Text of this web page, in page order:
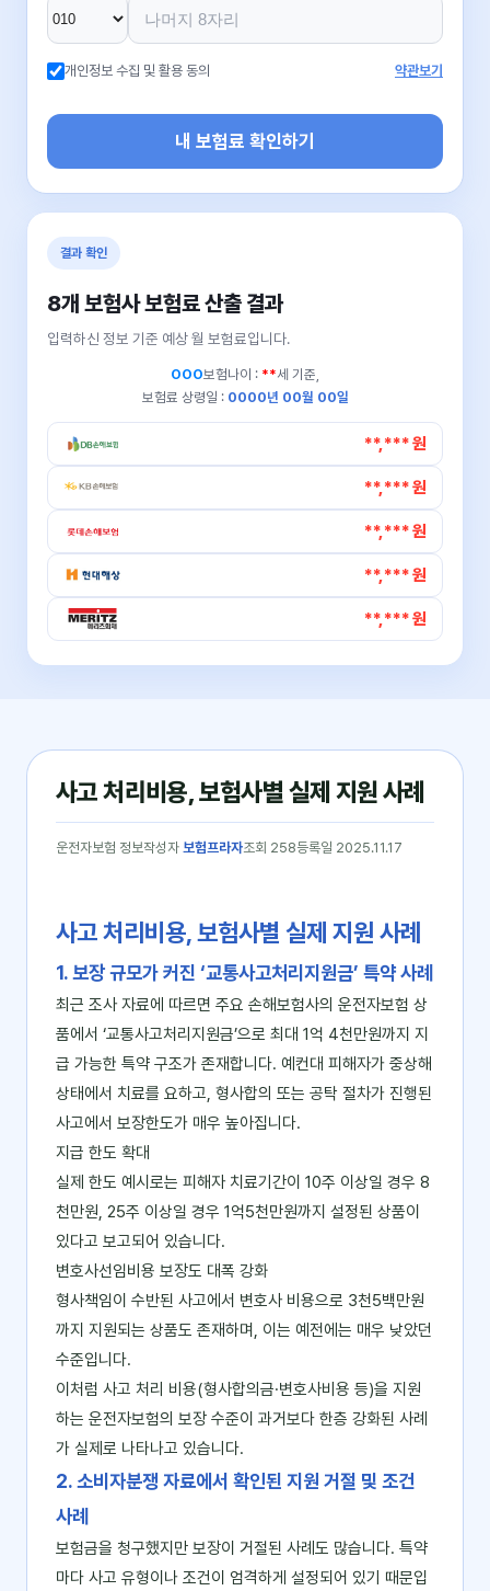
개인정보 수집 및 활용 동의 약관보기
내 보험료 확인하기
결과 확인
8개 보험사 보험료 산출 결과
입력하신 정보 기준 예상 월 보험료입니다.
OOO보험나이 : **세 기준,
보험료 상령일 : 0000년 00월 00일
**,*** 원
**,*** 원
**,*** 원
**,*** 원
**,*** 원
사고 처리비용, 보험사별 실제 지원 사례
운전자보험 정보작성자 보험프라자조회 258등록일 2025.11.17
사고 처리비용, 보험사별 실제 지원 사례
1. 보장 규모가 커진 ‘교통사고처리지원금’ 특약 사례
최근 조사 자료에 따르면 주요 손해보험사의 운전자보험 상
품에서 ‘교통사고처리지원금’으로 최대 1억 4천만원까지 지
급 가능한 특약 구조가 존재합니다. 예컨대 피해자가 중상해
상태에서 치료를 요하고, 형사합의 또는 공탁 절차가 진행된
사고에서 보장한도가 매우 높아집니다.
지급 한도 확대
실제 한도 예시로는 피해자 치료기간이 10주 이상일 경우 8
천만원, 25주 이상일 경우 1억5천만원까지 설정된 상품이
있다고 보고되어 있습니다.
변호사선임비용 보장도 대폭 강화
형사책임이 수반된 사고에서 변호사 비용으로 3천5백만원
까지 지원되는 상품도 존재하며, 이는 예전에는 매우 낮았던
수준입니다.
이처럼 사고 처리 비용(형사합의금·변호사비용 등)을 지원
하는 운전자보험의 보장 수준이 과거보다 한층 강화된 사례
가 실제로 나타나고 있습니다.
2. 소비자분쟁 자료에서 확인된 지원 거절 및 조건
사례
보험금을 청구했지만 보장이 거절된 사례도 많습니다. 특약
마다 사고 유형이나 조건이 엄격하게 설정되어 있기 때문입